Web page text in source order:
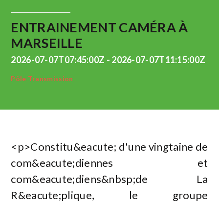
ENTRAINEMENT CAMÉRA À
MARSEILLE
2026-07-07T07:45:00Z - 2026-07-07T11:15:00Z
Pôle Transmission
<p>Constitu&eacute; d'une vingtaine de
com&eacute;diennes et
com&eacute;diens&nbsp;de La
R&eacute;plique, le groupe